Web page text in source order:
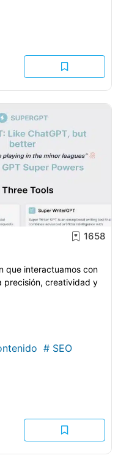
1658
que interactuamos con
precisión, creatividad y
# SEO